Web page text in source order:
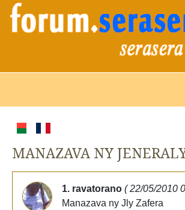
MANAZAVA NY
1. ravatorano ( 22/05/2010
Manazava ny Jly Zafera